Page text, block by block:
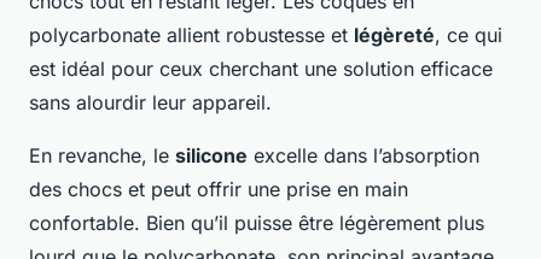
polycarbonate allient robustesse et légèreté, ce qui
est idéal pour ceux cherchant une solution efficace
sans alourdir leur appareil.
En revanche, le silicone excelle dans l’absorption
des chocs et peut offrir une prise en main
confortable. Bien qu’il puisse être légèrement plus